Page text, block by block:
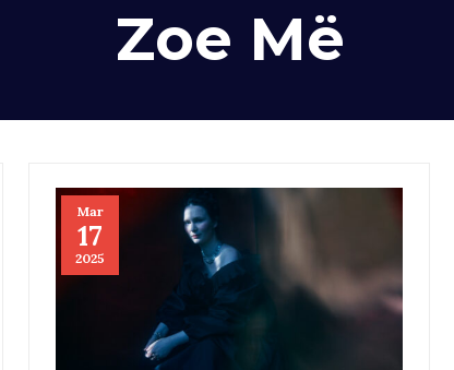
Zoe Më
Mar
17
2025